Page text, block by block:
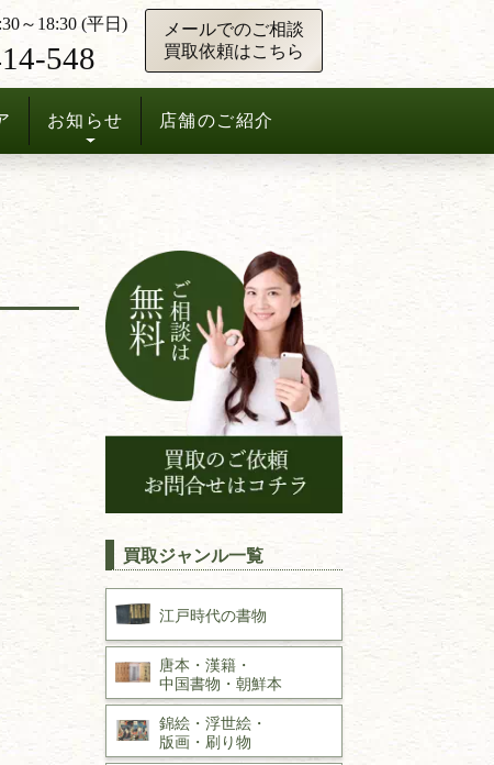
お知らせ 店舗のご紹介
～18:30 (平日)
548
メールでのご相談
買取依頼はこちら
買取ジャンル一覧
江戸時代の書物
唐本・漢籍・
中国書物・朝鮮本
錦絵・浮世絵・
版画・刷り物